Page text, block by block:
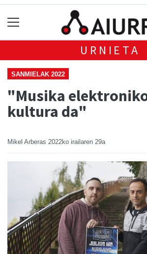
URNIETA
SANMIELAK 2022
"Musika
kultura da"
Mikel Arberas 2022ko irailaren 29a